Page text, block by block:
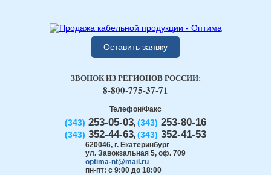
Оставить заявку
Телефон/Факс
(343) 253-05-03, (343) 253-80-16
(343) 352-44-63, (343) 352-41-53
620046, г. Екатеринбург
ул. Завокзальная 5, оф. 709
optima-nt@mail.ru
пн-пт: с 9:00 до 18:00
ЗВОНОК ИЗ РЕГИОНОВ РОССИИ:
8-800-775-37-71